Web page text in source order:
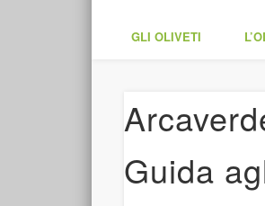
GLI OLIVETI
Guida